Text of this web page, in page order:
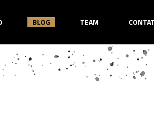
BLOG TEAM